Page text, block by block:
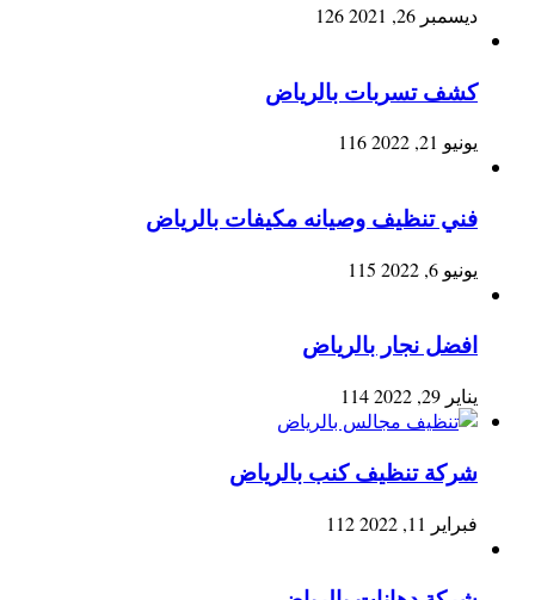
ديسمبر 26, 2021 126
كشف تسربات بالرياض
يونيو 21, 2022 116
فني تنظيف وصيانه مكيفات بالرياض
يونيو 6, 2022 115
افضل نجار بالرياض
يناير 29, 2022 114
شركة تنظيف كنب بالرياض
فبراير 11, 2022 112